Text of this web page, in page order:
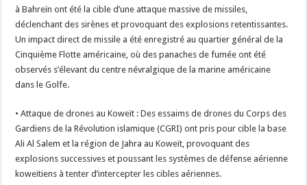
à Bahreïn ont été la cible d’une attaque massive de missiles,
déclenchant des sirènes et provoquant des explosions retentissantes.
Un impact direct de missile a été enregistré au quartier général de la
Cinquième Flotte américaine, où des panaches de fumée ont été
observés s’élevant du centre névralgique de la marine américaine
dans le Golfe.
• Attaque de drones au Koweït : Des essaims de drones du Corps des
Gardiens de la Révolution islamique (CGRI) ont pris pour cible la base
Ali Al Salem et la région de Jahra au Koweït, provoquant des
explosions successives et poussant les systèmes de défense aérienne
koweïtiens à tenter d’intercepter les cibles aériennes.